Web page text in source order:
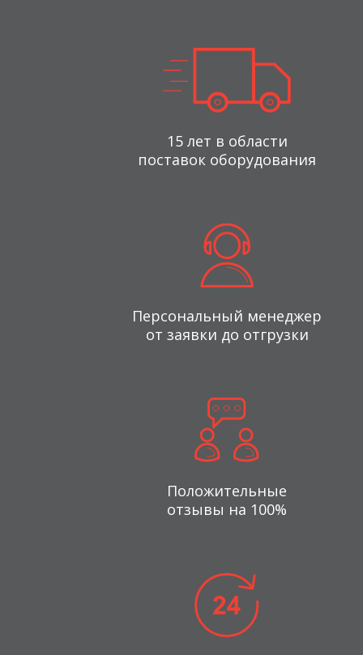
15 лет в области
поставок оборудования
Персональный менеджер
от заявки до отгрузки
Положительные
отзывы на 100%